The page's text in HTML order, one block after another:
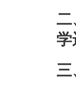
二
学
三